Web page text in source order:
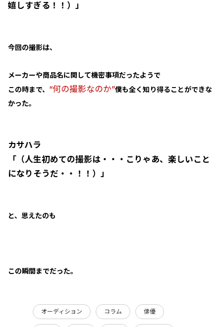
嬉しすぎる！！）」
今回の撮影は、
メーカーや商品名に関して機密事項だったようで
この時まで、 “何の撮影なのか”僕も全く知り得ることができな
かった。
カサハラ
「（人生初めての撮影は・・・こりゃあ、楽しいこと
になりそうだ・・！！）」
と、思えたのも
この瞬間までだった。
オーディション コラム 俳優